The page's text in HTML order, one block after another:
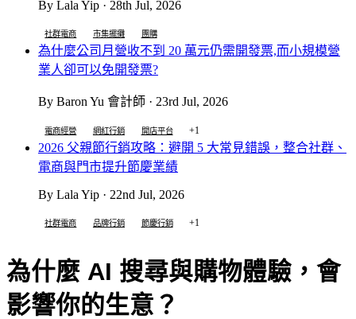
By Lala Yip · 28th Jul, 2026
社群電商 市集擺攤 團購
為什麼公司月營收不到 20 萬元仍需開發票,而小規模營
業人卻可以免開發票?
By Baron Yu 會計師 · 23rd Jul, 2026
電商經營 網紅行銷 開店平台 +1
2026 父親節行銷攻略：避開 5 大常見錯誤，整合社群、
電商與門市提升節慶業績
By Lala Yip · 22nd Jul, 2026
社群電商 品牌行銷 節慶行銷 +1
為什麼 AI 搜尋與購物體驗，會
影響你的生意？